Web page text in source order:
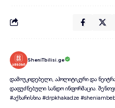
SheniTbilisi.ge
დამოუკიდებელი, აპოლიტიკური და
დაფუძნებული სანდო ინფორმაცია.
#აქხარისხია #drpkhakadze